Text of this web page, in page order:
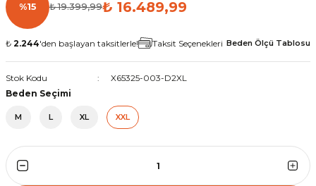
%15 ₺ 19.399,99₺ 16.489,99
₺ 2.244'den başlayan taksitlerle! Taksit Seçenekleri Beden Ölçü Tablosu
Stok Kodu
X65325-003-D2XL
Beden Seçimi
M L XL XXL